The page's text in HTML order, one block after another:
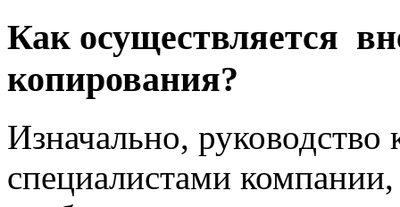
Как осуществляется
копирования?
Изначально, руководство
специалистами